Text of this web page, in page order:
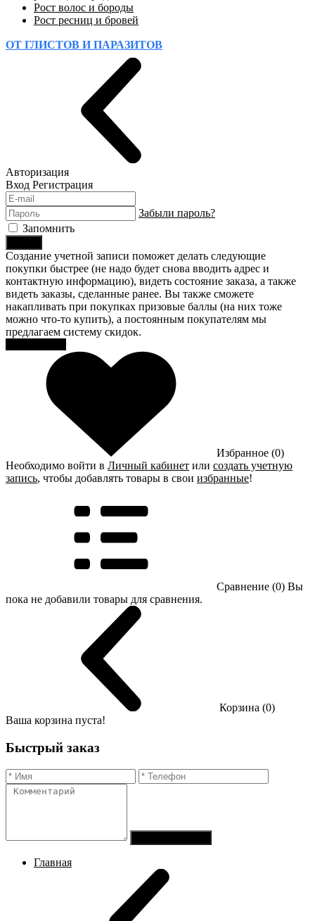
Рост волос и бороды
Рост ресниц и бровей
ОТ ГЛИСТОВ И ПАРАЗИТОВ
Авторизация
Вход Регистрация
Забыли пароль?
Запомнить
Создание учетной записи поможет делать следующие
покупки быстрее (не надо будет снова вводить адрес и
контактную информацию), видеть состояние заказа, а также
видеть заказы, сделанные ранее. Вы также сможете
накапливать при покупках призовые баллы (на них тоже
можно что-то купить), а постоянным покупателям мы
предлагаем систему скидок.
Избранное (0)
Необходимо войти в Личный кабинет или создать учетную
запись, чтобы добавлять товары в свои избранные!
Сравнение (0) Вы
пока не добавили товары для сравнения.
Корзина (0)
Ваша корзина пуста!
Быстрый заказ
Главная